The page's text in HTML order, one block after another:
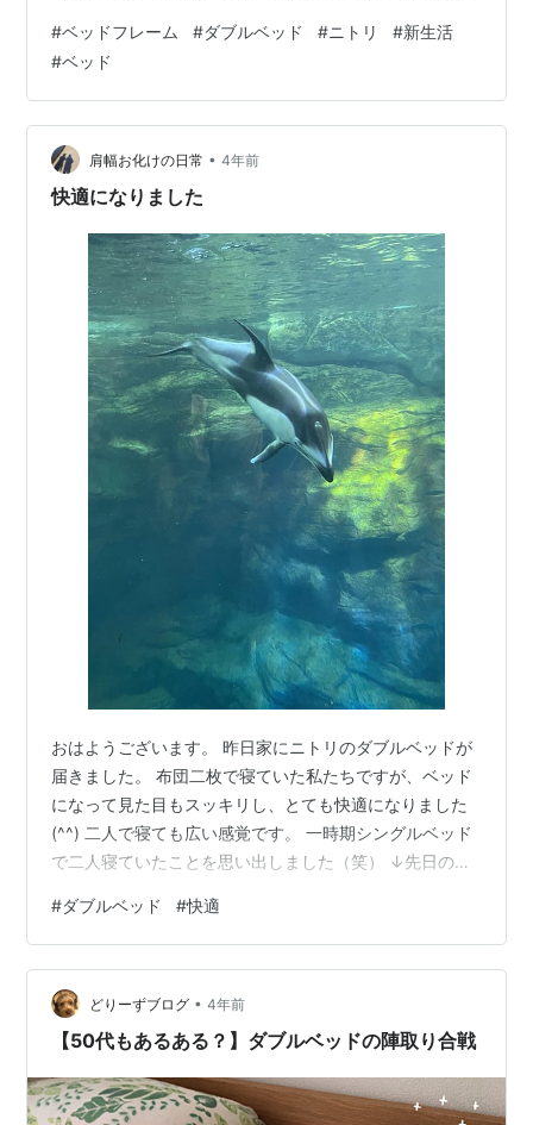
ことも可能になっています。 エントリーでP5倍！[幅
122.4cm] セミダブルベッドフレーム(メリッサ3-S H85
LEG) ベッド ベッドフレーム すのこベッド セミダブル ニ
トリ 【配送員設置】 【5年保証】
#ベッドフレーム #ダブルベッド #ニトリ #新生活
#ベッド
肩幅お化けの日常 • 4年前
快適になりました
おはようございます。 昨日家にニトリのダブルベッドが
届きました。 布団二枚で寝ていた私たちですが、ベッド
になって見た目もスッキリし、とても快適になりました
(^^) 二人で寝ても広い感覚です。 一時期シングルベッド
で二人寝ていたことを思い出しました（笑） ↓先日の海
#ダブルベッド #快適
どりーずブログ • 4年前
【50代もあるある？】ダブルベッドの陣取り合戦